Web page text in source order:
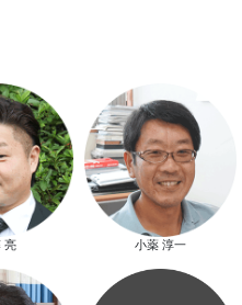
スマートハウス 完成見学会開催
新春特別キャンペーン
亮 小薬 淳一